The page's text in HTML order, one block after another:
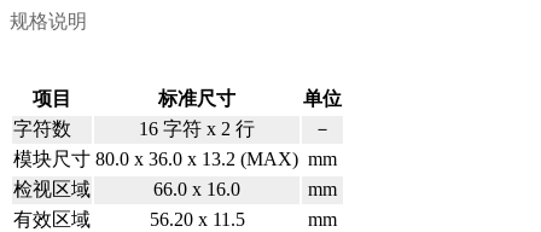
规格说明
项目 标准尺寸
单位
字符数
16 字符 x 2 行
－
模块尺寸 80.0 x 36.0 x 13.2 (MAX) mm
检视区域
66.0 x 16.0
mm
有效区域
56.20 x 11.5
mm